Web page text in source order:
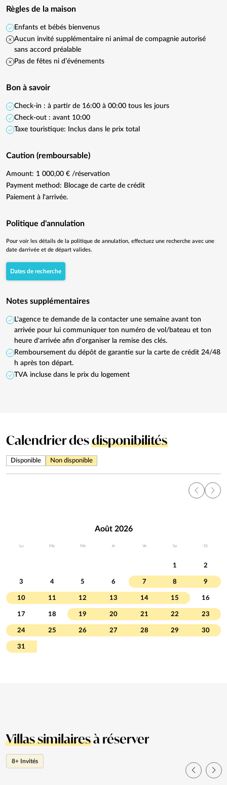
Règles de la maison
Enfants et bébés bienvenus
Aucun invité supplémentaire ni animal de compagnie autorisé
sans accord préalable
Pas de fêtes ni d’événements
Bon à savoir
Check-in : à partir de 16:00 à 00:00 tous les jours
Check-out : avant 10:00
Taxe touristique: Inclus dans le prix total
Caution (remboursable)
Amount: 1 000,00 € /réservation
Payment method: Blocage de carte de crédit
Paiement à l'arrivée.
Politique d'annulation
Pour voir les détails de la politique de annulation, effectuez une recherche avec une
date darrivée et de départ valides.
Dates de recherche
Notes supplémentaires
L'agence te demande de la contacter une semaine avant ton
arrivée pour lui communiquer ton numéro de vol/bateau et ton
heure d'arrivée afin d'organiser la remise des clés.
Remboursement du dépôt de garantie sur la carte de crédit 24/48
h après ton départ.
TVA incluse dans le prix du logement
Calendrier desdisponibilités
Disponible Non disponible
Août 2026
Lu Ma Me Je Ve Sa Di
1 2
3 4 5 6 7 8 9
10 11 12 13 14 15 16
17 18 19 20 21 22 23
24 25 26 27 28 29 30
31
Villas similairesà réserver
8+ Invités